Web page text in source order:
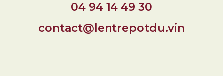
04 94 14 49 30
contact@lentrepotdu.vin